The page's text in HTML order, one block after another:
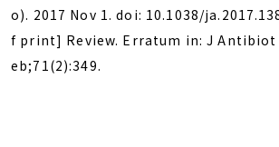
o). 2017 Nov 1. doi: 10.1038/
f print] Review. Erratum in: J Antibiot
eb;71(2):349.